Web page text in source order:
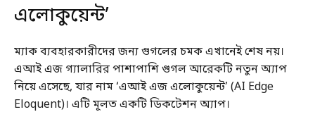
এলোকুয়েন্ট’
ম্যাক ব্যবহারকারীদের জন্য গুগলের চমক এখানেই শেষ নয়।
এআই এজ গ্যালারির পাশাপাশি গুগল আরেকটি নতুন অ্যাপ
নিয়ে এসেছে, যার নাম ‘এআই এজ এলোকুয়েন্ট’ (AI Edge
Eloquent)। এটি মূলত একটি ডিকটেশন অ্যাপ।